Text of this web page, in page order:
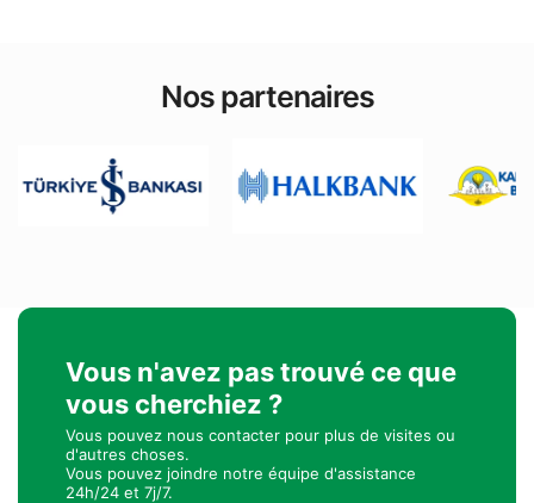
Nos partenaires
Vous n'avez pas trouvé ce que
vous cherchiez ?
Vous pouvez nous contacter pour plus de visites ou
d'autres choses.
Vous pouvez joindre notre équipe d'assistance
24h/24 et 7j/7.